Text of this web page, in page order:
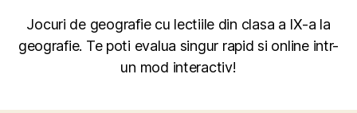
Jocuri de geografie cu lectiile din clasa a IX-a la
geografie. Te poti evalua singur rapid si online intr-
un mod interactiv!